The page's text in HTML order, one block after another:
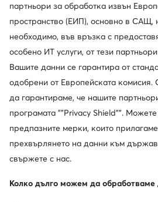
Обслужване на клиенти
За нас
партньори за обработка извън
пространство (ЕИП), основно в САЩ,
необходимо, във връзка с
особено ИТ услуги, от тези
Вашите данни се гарантира от
одобрени от Европейската
да гарантираме, че нашите
програмата ""Privacy Shield"".
предпазните мерки, които
прехвърлянето на данни към
свържете с нас.
Колко дълго можем да обработваме